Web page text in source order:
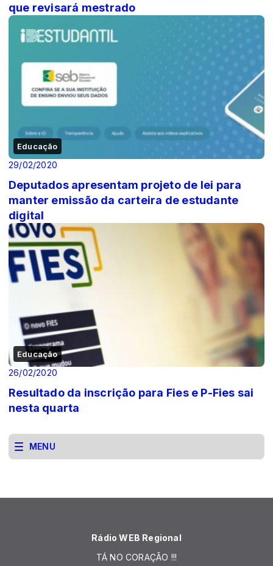
que revisará mestrado
Educação
29/02/2020
Deputados apresentam projeto de lei para
manter emissão da carteira de estudante
digital
Educação
26/02/2020
Resultado da inscrição para Fies e P-Fies sai
nesta quarta
MENU
Rádio WEB Regional
TÁ NO CORAÇÃO !!!